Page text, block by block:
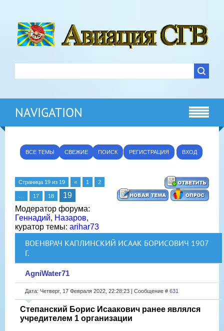
NAVIGATION
ВСЕ ТЕМЫ СВЕЖИЕ ПОИСК РЕГИСТРАЦИЯ ВХОД
Страница 19 из 19 « 1 2
17 18
19
Модератор форума:
Геннадий, Назаров,
куратор темы: arihar73
ВОЕНВРАЧ КАПЛИНСКИЙ ИСААК БОРИСОВИЧ 1907
Г.
AgniWater71
Дата: Четверг, 17 Февраля 2022, 22:28:23 | Сообщение # 631
Степанский Борис Исаакович ранее являлся
учредителем 1 организации